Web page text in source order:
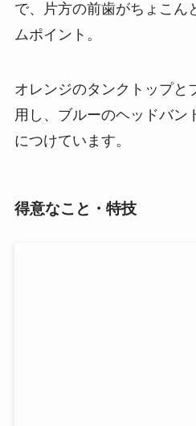
で、片方の前歯がちょこん
ムポイント。
オレンジのタンクトップと
用し、ブルーのヘッドバン
につけています。
得意なこと・特技